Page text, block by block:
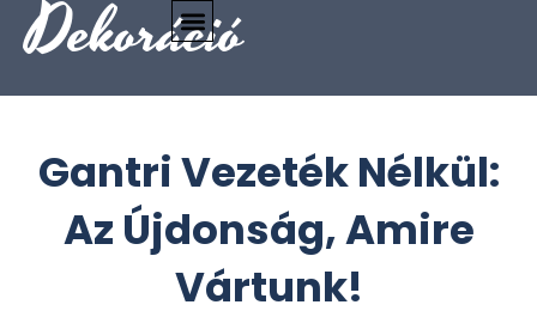
Dekoráció
Gantri Vezeték Nélkül:
Az Újdonság, Amire
Vártunk!